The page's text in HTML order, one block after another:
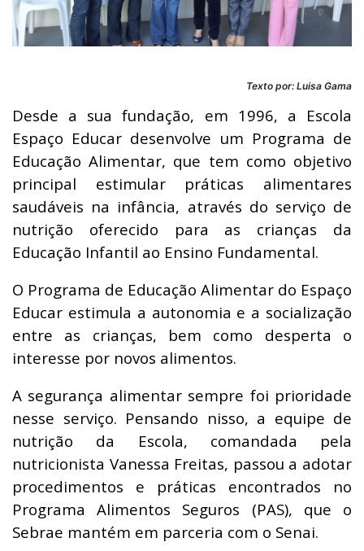
Texto por: Luisa Gama
Desde a sua fundação, em 1996, a Escola
Espaço Educar desenvolve um Programa de
Educação Alimentar, que tem como objetivo
principal estimular práticas alimentares
saudáveis na infância, através do serviço de
nutrição oferecido para as crianças da
Educação Infantil ao Ensino Fundamental.
O Programa de Educação Alimentar do Espaço
Educar estimula a autonomia e a socialização
entre as crianças, bem como desperta o
interesse por novos alimentos.
A segurança alimentar sempre foi prioridade
nesse serviço. Pensando nisso, a equipe de
nutrição da Escola, comandada pela
nutricionista Vanessa Freitas, passou a adotar
procedimentos e práticas encontrados no
Programa Alimentos Seguros (PAS), que o
Sebrae mantém em parceria com o Senai.